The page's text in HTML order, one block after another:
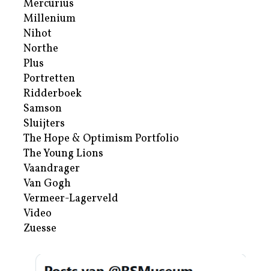
Mercurius
Millenium
Nihot
Northe
Plus
Portretten
Ridderboek
Samson
Sluijters
The Hope & Optimism Portfolio
The Young Lions
Vaandrager
Van Gogh
Vermeer-Lagerveld
Video
Zuesse